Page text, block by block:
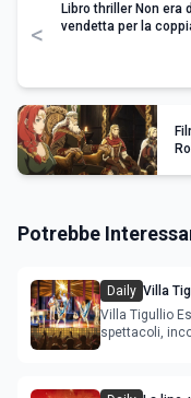
<
Libro thriller Non era
vendetta per la
Potrebbe
Daily Villa
Villa Tigullio
spettacoli,